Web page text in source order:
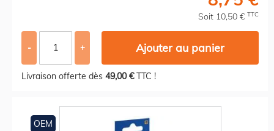
Soit 10,50 € TTC
- + Ajouter au panier
Livraison offerte dès 49,00 €TTC !
OEM